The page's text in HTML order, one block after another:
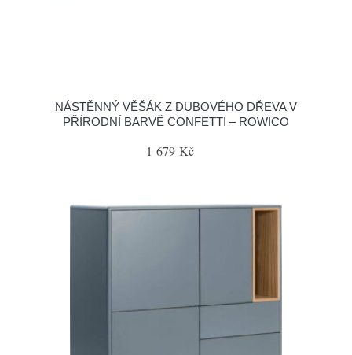
NÁSTĚNNÝ VĚŠÁK Z DUBOVÉHO DŘEVA V
PŘÍRODNÍ BARVĚ CONFETTI – ROWICO
1 679 Kč